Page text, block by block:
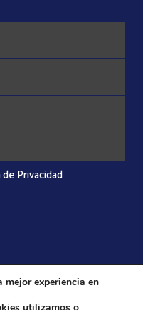
Privacidad
experiencia en